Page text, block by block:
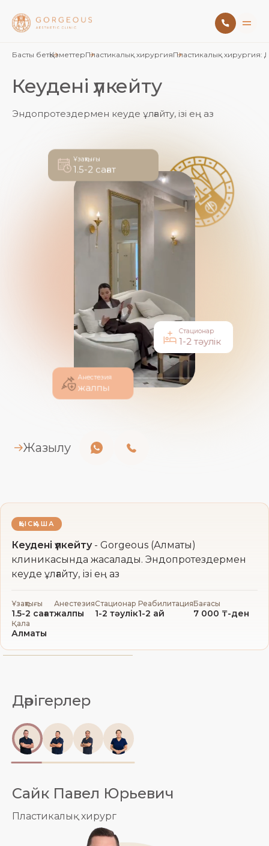
Басты бетҚызметтерПластикалық хирургияПластикалық хирургия:
Кеудені үлкейту
Эндопротездермен кеуде ұлғайту, ізі ең аз
Ұзақтығы
1.5-2 сағат
Стационар
1-2 тәулік
жалпы
Жазылу
ҚЫСҚАША
Кеудені үлкейту- Gorgeous (Алматы)
клиникасында жасалады. Эндопротездермен
кеуде ұлғайту, ізі ең аз
Ұзақтығы
1.5-2 сағат
Анестезия
жалпы
Стационар
1-2 тәулік
Реабилитация
1-2 ай
Бағасы
7 000 ₸-ден
Қала
Алматы
Дәрігерлер
Сайк Павел Юрьевич
Пластикалық хирург